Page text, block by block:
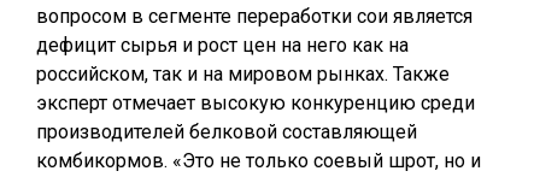
вопросом в сегменте переработки сои является
дефицит сырья и рост цен на него как на
российском, так и на мировом рынках. Также
эксперт отмечает высокую конкуренцию среди
производителей белковой составляющей
комбикормов. «Это не только соевый шрот, но и